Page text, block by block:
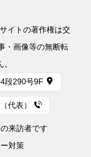
イトの著作権は交
・画像等の無断転
段290号9F
代表）
来訪者です
対策